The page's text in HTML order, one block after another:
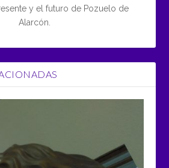
y el futuro de Pozuelo de
Alarcón.